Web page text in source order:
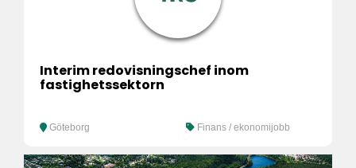
Interim redovisningschef inom
fastighetssektorn
Göteborg Finans / ekonomijobb